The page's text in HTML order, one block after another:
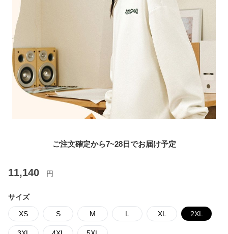
ご注文確定から7~28日でお届け予定
11,140 円
サイズ
XS S M L XL 2XL